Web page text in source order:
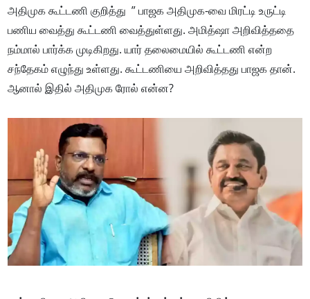
அதிமுக கூட்டணி குறித்து ” பாஜக அதிமுக-வை மிரட்டி உருட்டி
பணிய வைத்து கூட்டணி வைத்துள்ளது. அமித்ஷா அறிவித்ததை
நம்மால் பார்க்க முடிகிறது. யார் தலைமையில் கூட்டணி என்ற
சந்தேகம் எழுந்து உள்ளது. கூட்டணியை அறிவித்தது பாஜக தான்.
ஆனால் இதில் அதிமுக ரோல் என்ன?